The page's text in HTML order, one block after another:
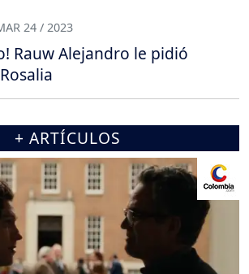
24 / 2023
Rauw Alejandro le pidió
+ ARTÍCULOS